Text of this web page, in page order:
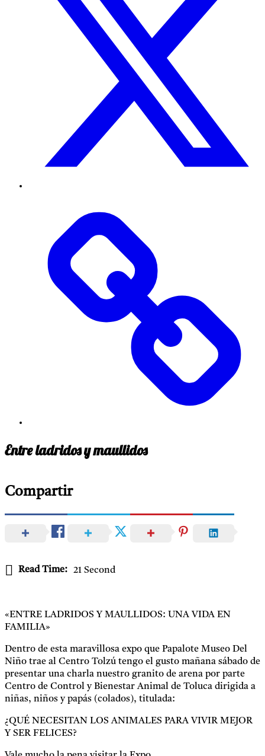
Entre ladridos y maullidos
Compartir
Read Time: 21 Second
«ENTRE LADRIDOS Y MAULLIDOS: UNA VIDA EN
FAMILIA»
Dentro de esta maravillosa expo que Papalote Museo Del
Niño trae al Centro Tolzú tengo el gusto mañana sábado de
presentar una charla nuestro granito de arena por parte
Centro de Control y Bienestar Animal de Toluca dirigida a
niñas, niños y papás (colados), titulada:
¿QUÉ NECESITAN LOS ANIMALES PARA VIVIR MEJOR
Y SER FELICES?